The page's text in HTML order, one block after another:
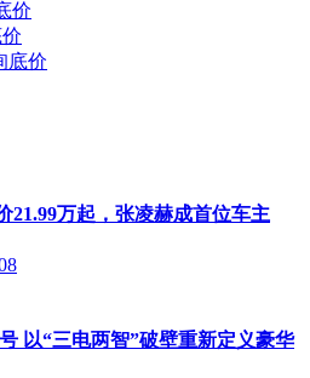
价
底价
21.99万起，张凌赫成首位车主
以“三电两智”破壁重新定义豪华